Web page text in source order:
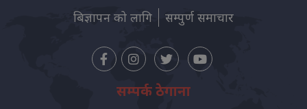
बिज्ञापन को लागि सम्पुर्ण समाचार
सम्पर्क ठेगाना